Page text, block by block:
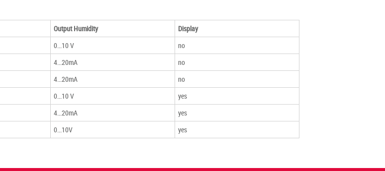
Output Humidity
Display
0...10 V
no
4...20mA
no
4...20mA
no
0...10 V
yes
4...20mA
yes
0...10V yes